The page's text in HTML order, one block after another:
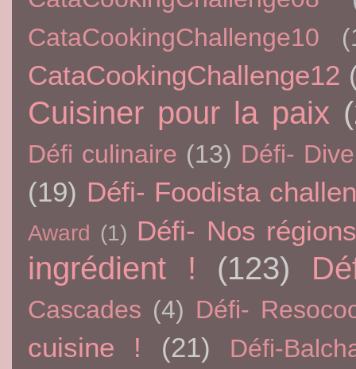
CataCookingChallenge10
CataCookingChallenge12
Cuisiner pour la paix
Défi culinaire (13) Défi-
(19) Défi- Foodista
Award (1) Défi- Nos
ingrédient ! (123)
Cascades (4) Défi-
cuisine ! (21) Défi-